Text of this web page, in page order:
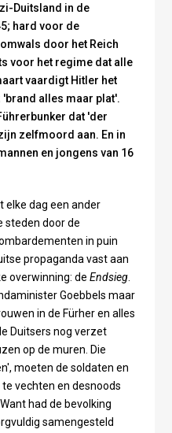
Duitsland in de
hard voor de
door het Reich
voor het regime dat alle
vaardigt Hitler het
alles maar plat'.
dat 'der
zelfmoord aan. En in
en jongens van 16
elke dag een ander
steden door de
in puin
propaganda vast aan
overwinning: de Endsieg.
Goebbels maar
in de Fürher en alles
Duitsers nog verzet
op de muren. Die
moeten de soldaten en
vechten en desnoods
had de bevolking
samengesteld